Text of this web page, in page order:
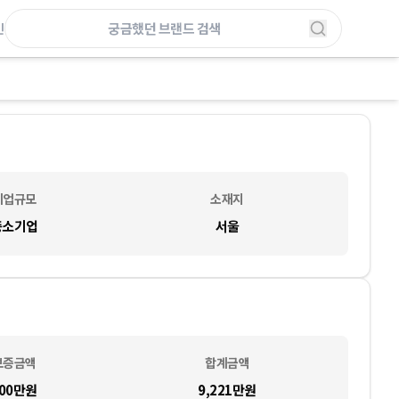
규모 소재지
기업 서울
금액 합계금액
만원 9,221만원